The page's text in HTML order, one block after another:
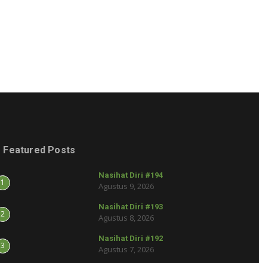
Featured Posts
1
Nasihat Diri #194
Agustus 9, 2026
2
Nasihat Diri #193
Agustus 8, 2026
3
Nasihat Diri #192
Agustus 7, 2026